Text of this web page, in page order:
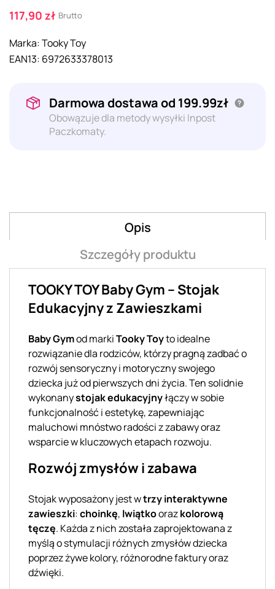
117,90 zł Brutto
Marka:Tooky Toy
EAN13: 6972633378013
Darmowa dostawa od 199.99zł
Obowązuje dla metody wysyłki Inpost
Paczkomaty.
Opis
Szczegóły produktu
TOOKY TOY Baby Gym – Stojak
Edukacyjny z Zawieszkami
Baby Gymod markiTooky Toyto idealne
rozwiązanie dla rodziców, którzy pragną zadbać o
rozwój sensoryczny i motoryczny swojego
dziecka już od pierwszych dni życia. Ten solidnie
wykonanystojak edukacyjnyłączy w sobie
funkcjonalność i estetykę, zapewniając
maluchowi mnóstwo radości z zabawy oraz
wsparcie w kluczowych etapach rozwoju.
Rozwój zmysłów i zabawa
Stojak wyposażony jest wtrzy interaktywne
zawieszki:choinkę, lwiątkoorazkolorową
tęczę. Każda z nich została zaprojektowana z
myślą o stymulacji różnych zmysłów dziecka
poprzez żywe kolory, różnorodne faktury oraz
dźwięki.